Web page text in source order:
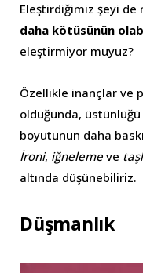
Eleştirdiğimiz şeyi de
daha kötüsünün
eleştirmiyor muyuz?
Özellikle inançlar ve
olduğunda,
boyutunun daha
İroni, iğneleme ve
altında düşünebiliriz.
Düşmanlık